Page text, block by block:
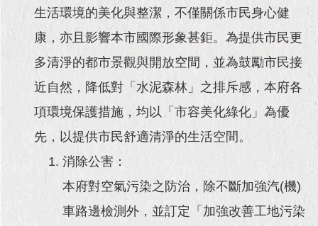
生活環境的美化與整潔，不僅關係市民身心健
康，亦且影響本市國際形象甚鉅。為提供市民更
多清淨的都市景觀與開放空間，並為鼓勵市民接
近自然，降低對「水泥森林」之排斥感，本府各
項環境保護措施，均以「市容美化綠化」為優
先，以提供市民舒適清淨的生活空間。
消除公害：
本府對空氣污染之防治，除不斷加強汽(機)
車路邊檢測外，並訂定「加強改善工地污染